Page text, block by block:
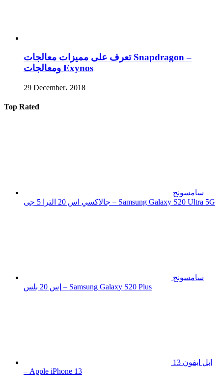
تعرف على مميزات معالجات Snapdragon –
ومعالجات Exynos
29 December، 2018
Top Rated
سامسونج
جالاكسي اس 20 الترا 5 جى – Samsung Galaxy S20 Ultra 5G
سامسونج
إس 20 بلس – Samsung Galaxy S20 Plus
ابل ايفون 13
– Apple iPhone 13